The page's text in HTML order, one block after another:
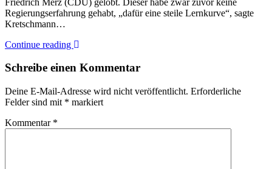
Regierungserfahrung gehabt, „dafür eine steile Lernkurve“, sagte
Kretschmann…
Continue reading
Schreibe einen Kommentar
Deine E-Mail-Adresse wird nicht veröffentlicht. Erforderliche
Felder sind mit * markiert
Kommentar *